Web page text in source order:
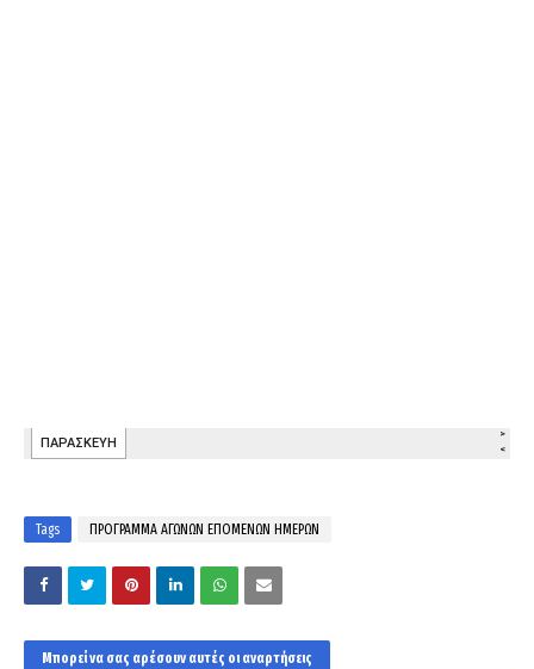
Tags ΠΡΟΓΡΑΜΜΑ ΑΓΩΝΩΝ ΕΠΟΜΕΝΩΝ ΗΜΕΡΩΝ
Μπορεί να σας αρέσουν αυτές οι αναρτήσεις